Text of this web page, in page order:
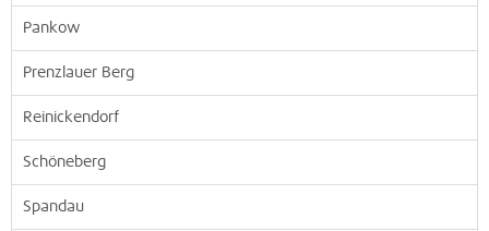
Pankow
Prenzlauer Berg
Reinickendorf
Schöneberg
Spandau